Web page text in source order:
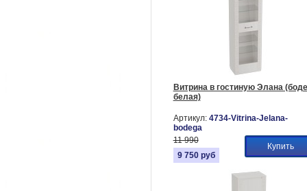
Витрина в гостиную Элана
белая)
Артикул: 4734-Vitrina-Jelana-
bodega
11 990
9 750 руб
Купить